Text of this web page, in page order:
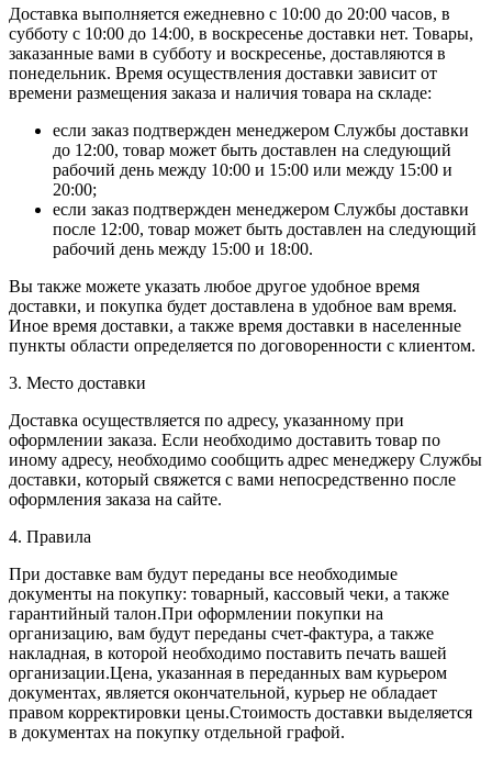
Доставка выполняется ежедневно с 10:00 до 20:00 часов, в
субботу с 10:00 до 14:00, в воскресенье доставки нет. Товары,
заказанные вами в субботу и воскресенье, доставляются в
понедельник. Время осуществления доставки зависит от
времени размещения заказа и наличия товара на складе:
если заказ подтвержден менеджером Службы доставки
до 12:00, товар может быть доставлен на следующий
рабочий день между 10:00 и 15:00 или между 15:00 и
20:00;
если заказ подтвержден менеджером Службы доставки
после 12:00, товар может быть доставлен на следующий
рабочий день между 15:00 и 18:00.
Вы также можете указать любое другое удобное время
доставки, и покупка будет доставлена в удобное вам время.
Иное время доставки, а также время доставки в населенные
пункты области определяется по договоренности с клиентом.
3. Место доставки
Доставка осуществляется по адресу, указанному при
оформлении заказа. Если необходимо доставить товар по
иному адресу, необходимо сообщить адрес менеджеру Службы
доставки, который свяжется с вами непосредственно после
оформления заказа на сайте.
4. Правила
При доставке вам будут переданы все необходимые
документы на покупку: товарный, кассовый чеки, а также
гарантийный талон.При оформлении покупки на
организацию, вам будут переданы счет-фактура, а также
накладная, в которой необходимо поставить печать вашей
организации.Цена, указанная в переданных вам курьером
документах, является окончательной, курьер не обладает
правом корректировки цены.Стоимость доставки выделяется
в документах на покупку отдельной графой.